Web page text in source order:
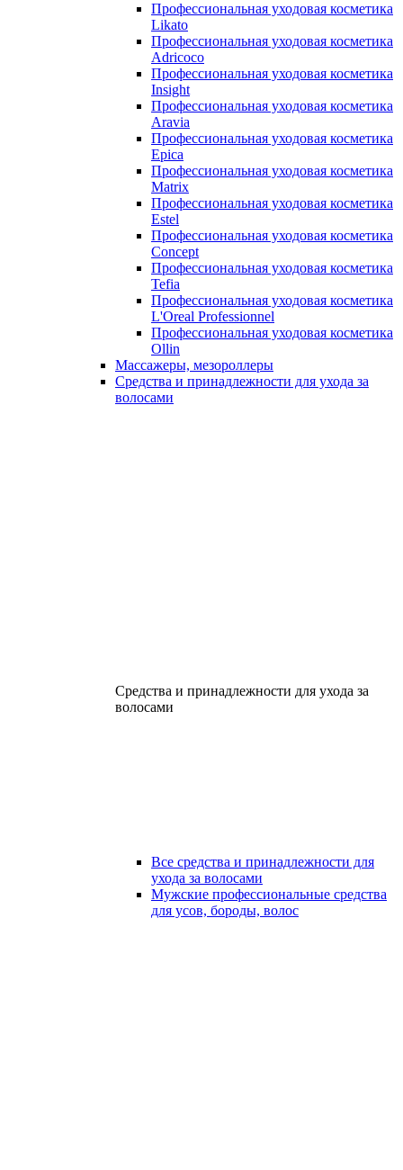
Профессиональная уходовая косметика
Likato
Профессиональная уходовая косметика
Adricoco
Профессиональная уходовая косметика
Insight
Профессиональная уходовая косметика
Aravia
Профессиональная уходовая косметика
Epica
Профессиональная уходовая косметика
Matrix
Профессиональная уходовая косметика
Estel
Профессиональная уходовая косметика
Concept
Профессиональная уходовая косметика
Tefia
Профессиональная уходовая косметика
L'Oreal Professionnel
Профессиональная уходовая косметика
Ollin
Массажеры, мезороллеры
Средства и принадлежности для ухода за
волосами
Средства и принадлежности для ухода за
волосами
Все средства и принадлежности для
ухода за волосами
Мужские профессиональные средства
для усов, бороды, волос